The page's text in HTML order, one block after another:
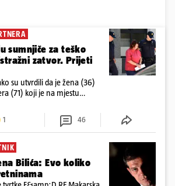
sumnjiče za teško
zatvor. Prijeti
su utvrdili da je žena (36)
(71) koji je na mjestu
zatvor
1 46
Bilića: Evo koliko